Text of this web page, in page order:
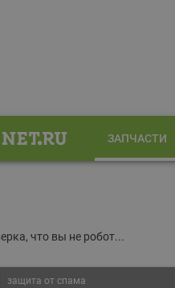
ЗАПЧАСТИ
что вы не робот...
защита от спама